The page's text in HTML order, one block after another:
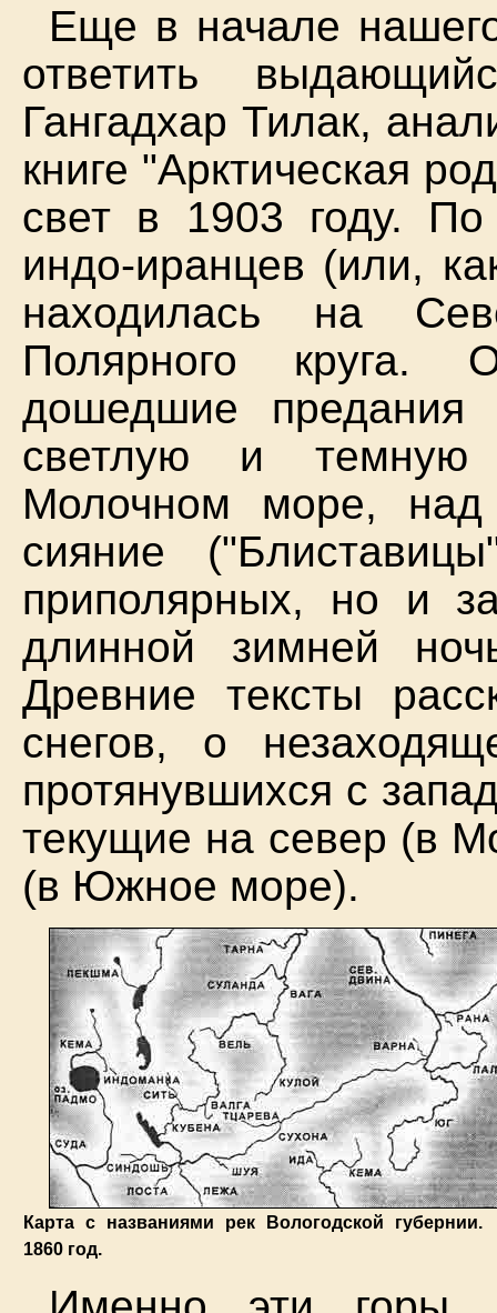
Еще в начале
ответить
Гангадхар Тилак,
книге "Арктическая
свет в 1903 году.
индо-иранцев (или,
находилась на
Полярного круга.
дошедшие предания
светлую и темную
Молочном море, над
сияние
приполярных, но и
длинной зимней
Древние тексты
снегов, о
протянувшихся с
текущие на север (в
(в Южное море).
Карта с названиями рек Вологодской губернии.
1860 год.